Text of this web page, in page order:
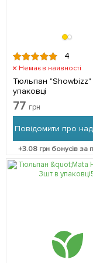
4
Немає в наявності
Тюльпан "Showbizz"
упаковці
77 грн
Повідомити про
+3.08 грн бонусів за